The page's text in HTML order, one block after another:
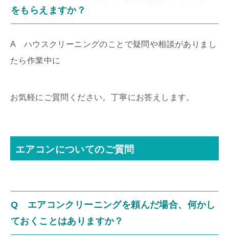
をもらえますか？
A ハウスクリーニングのことで疑問や相談がありまし
たら作業中に
お気軽にご質問ください。丁寧にお答えします。
エアコンについてのご質問
Q エアコンクリーニングを頼んだ場合、何かし
ておくことはありますか？